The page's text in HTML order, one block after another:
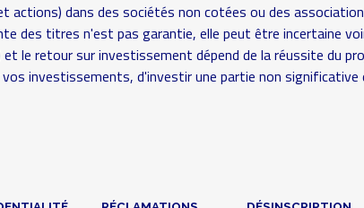
dans des sociétés non cotées ou des
des titres n'est pas garantie, elle peut être incertaine
le retour sur investissement dépend de la réussite du
investissements, d'investir une partie non